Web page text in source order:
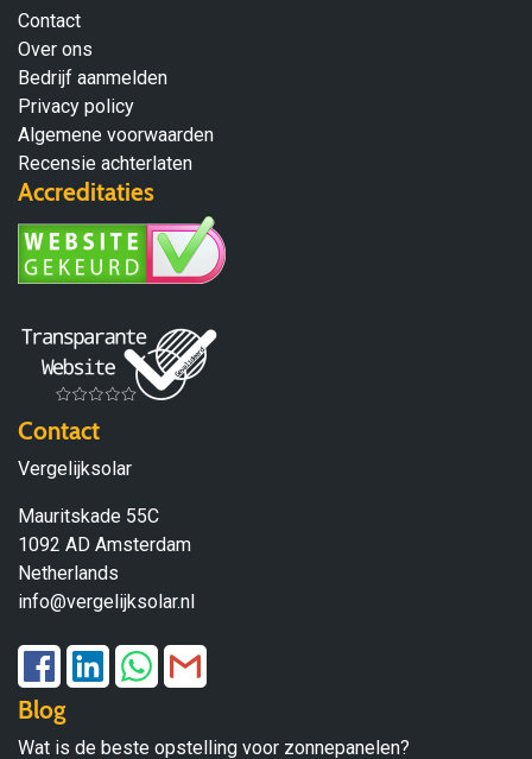
Contact
Over ons
Bedrijf aanmelden
Privacy policy
Algemene voorwaarden
Recensie achterlaten
Accreditaties
Contact
Vergelijksolar
Mauritskade 55C
1092 AD Amsterdam
Netherlands
info@vergelijksolar.nl
Blog
Wat is de beste opstelling voor zonnepanelen?